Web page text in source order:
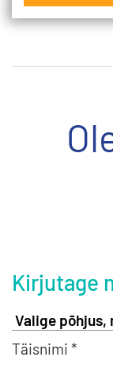
Kirjutage
Täisnimi *